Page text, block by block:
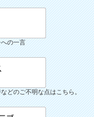
の一言
どのご不明な点はこちら。